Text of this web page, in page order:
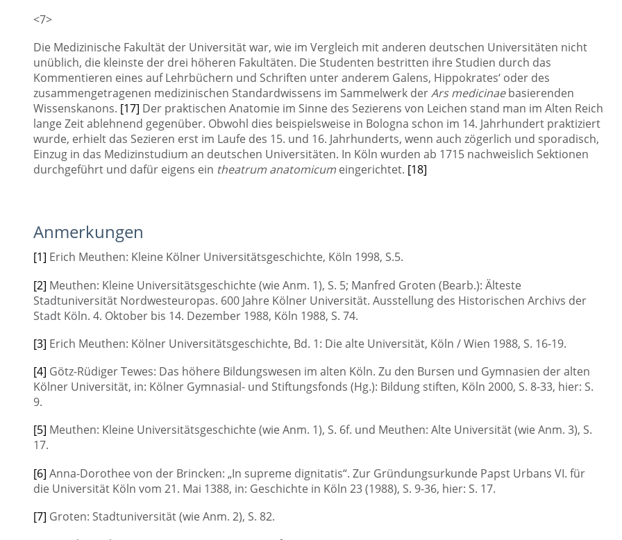
<7>
Die Medizinische Fakultät der Universität war, wie im Vergleich mit anderen deutschen Universitäten nicht
unüblich, die kleinste der drei höheren Fakultäten. Die Studenten bestritten ihre Studien durch das
Kommentieren eines auf Lehrbüchern und Schriften unter anderem Galens, Hippokrates‘ oder des
zusammengetragenen medizinischen Standardwissens im Sammelwerk derArs medicinaebasierenden
Wissenskanons. [17] Der praktischen Anatomie im Sinne des Sezierens von Leichen stand man im Alten Reich
lange Zeit ablehnend gegenüber. Obwohl dies beispielsweise in Bologna schon im 14. Jahrhundert praktiziert
wurde, erhielt das Sezieren erst im Laufe des 15. und 16. Jahrhunderts, wenn auch zögerlich und sporadisch,
Einzug in das Medizinstudium an deutschen Universitäten. In Köln wurden ab 1715 nachweislich Sektionen
durchgeführt und dafür eigens ein theatrum anatomicumeingerichtet. [18]
Anmerkungen
[1] Erich Meuthen: Kleine Kölner Universitätsgeschichte, Köln 1998, S.5.
[2] Meuthen: Kleine Universitätsgeschichte (wie Anm. 1), S. 5; Manfred Groten (Bearb.): Älteste
Stadtuniversität Nordwesteuropas. 600 Jahre Kölner Universität. Ausstellung des Historischen Archivs der
Stadt Köln. 4. Oktober bis 14. Dezember 1988, Köln 1988, S. 74.
[3] Erich Meuthen: Kölner Universitätsgeschichte, Bd. 1: Die alte Universität, Köln / Wien 1988, S. 16-19.
[4] Götz-Rüdiger Tewes: Das höhere Bildungswesen im alten Köln. Zu den Bursen und Gymnasien der alten
Kölner Universität, in: Kölner Gymnasial- und Stiftungsfonds (Hg.): Bildung stiften, Köln 2000, S. 8-33, hier: S.
9.
[5] Meuthen: Kleine Universitätsgeschichte (wie Anm. 1), S. 6f. und Meuthen: Alte Universität (wie Anm. 3), S.
17.
[6] Anna-Dorothee von der Brincken: „In supreme dignitatis“. Zur Gründungsurkunde Papst Urbans VI. für
die Universität Köln vom 21. Mai 1388, in: Geschichte in Köln 23 (1988), S. 9-36, hier: S. 17.
[7] Groten: Stadtuniversität (wie Anm. 2), S. 82.